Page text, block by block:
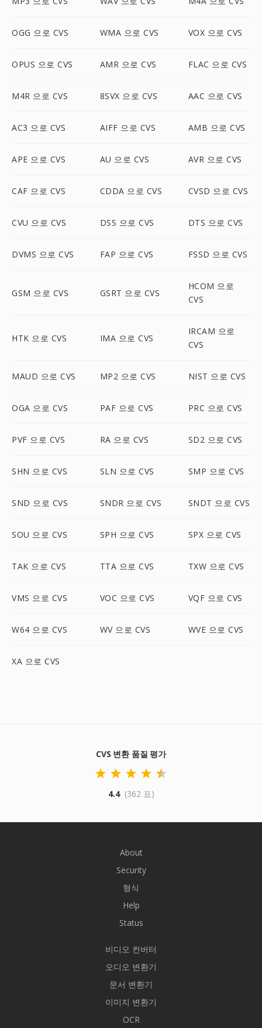
OGG 으로 CVS WMA 으로 CVS VOX 으로 CVS
OPUS 으로 CVS AMR 으로 CVS FLAC 으로 CVS
M4R 으로 CVS 8SVX 으로 CVS AAC 으로 CVS
AC3 으로 CVS AIFF 으로 CVS AMB 으로 CVS
APE 으로 CVS AU 으로 CVS AVR 으로 CVS
CAF 으로 CVS CDDA 으로 CVS CVSD 으로 CVS
CVU 으로 CVS DSS 으로 CVS DTS 으로 CVS
DVMS 으로 CVS FAP 으로 CVS FSSD 으로 CVS
GSM 으로 CVS GSRT 으로 CVS
HCOM 으로
CVS
HTK 으로 CVS IMA 으로 CVS
IRCAM 으로
CVS
MAUD 으로 CVS MP2 으로 CVS NIST 으로 CVS
OGA 으로 CVS PAF 으로 CVS PRC 으로 CVS
PVF 으로 CVS RA 으로 CVS SD2 으로 CVS
SHN 으로 CVS SLN 으로 CVS SMP 으로 CVS
SND 으로 CVS SNDR 으로 CVS SNDT 으로 CVS
SOU 으로 CVS SPH 으로 CVS SPX 으로 CVS
TAK 으로 CVS TTA 으로 CVS TXW 으로 CVS
VMS 으로 CVS VOC 으로 CVS VQF 으로 CVS
W64 으로 CVS WV 으로 CVS WVE 으로 CVS
XA 으로 CVS
CVS 변환 품질 평가
4.4 (362 표)
About
Security
형식
Help
Status
비디오 컨버터
오디오 변환기
문서 변환기
이미지 변환기
OCR